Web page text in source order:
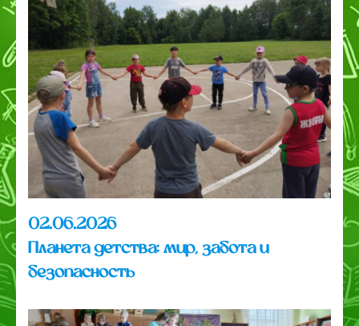
02.06.2026
Планета детства: мир, забота и
безопасность